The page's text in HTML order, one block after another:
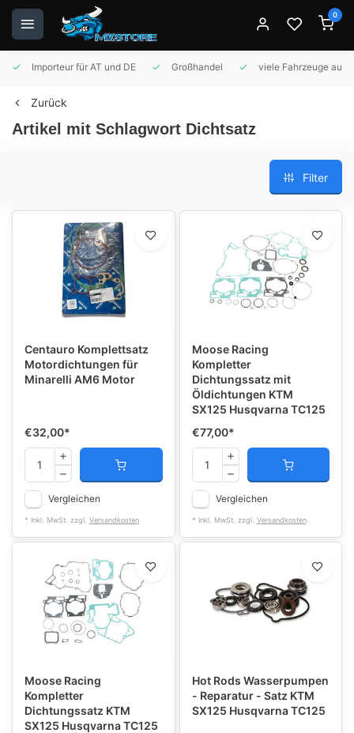
0
Importeur für AT und DE Großhandel viele Fahrzeuge auf
Zurück
Artikel mit Schlagwort Dichtsatz
Filter
Centauro Komplettsatz
Motordichtungen für
Minarelli AM6 Motor
€32,00*
Vergleichen
* Inkl. MwSt. zzgl. Versandkosten
Moose Racing
Kompletter
Dichtungssatz mit
Öldichtungen KTM
SX125 Husqvarna TC125
€77,00*
Vergleichen
* Inkl. MwSt. zzgl. Versandkosten
Moose Racing
Kompletter
Dichtungssatz KTM
SX125 Husqvarna TC125
Hot Rods Wasserpumpen
- Reparatur - Satz KTM
SX125 Husqvarna TC125